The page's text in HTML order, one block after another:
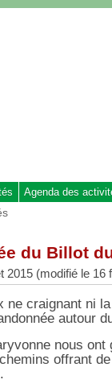
Agenda des
du Billot
2015 (modifié le 16
ne craignant ni
autour
nous
offrant